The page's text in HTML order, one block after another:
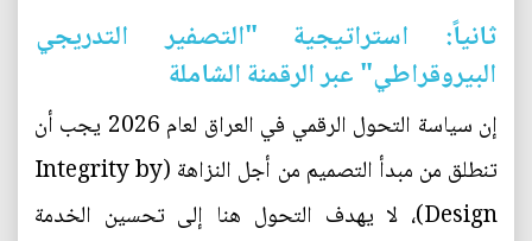
ثانياً: استراتيجية "التصفير التدريجي
البيروقراطي" عبر الرقمنة الشاملة
إن سياسة التحول الرقمي في العراق لعام 2026 يجب أن
تنطلق من مبدأ التصميم من أجل النزاهة (Integrity by
Design)، لا يهدف التحول هنا إلى تحسين الخدمة